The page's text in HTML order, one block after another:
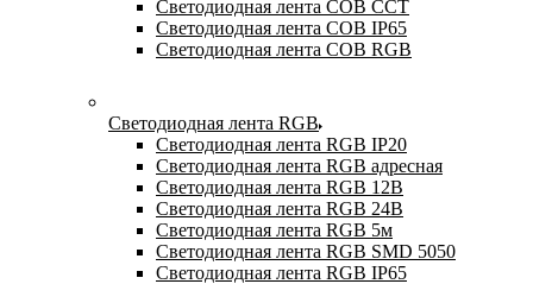
Светодиодная лента COB CCT
Светодиодная лента COB IP65
Светодиодная лента COB RGB
Светодиодная лента RGB
Светодиодная лента RGB IP20
Светодиодная лента RGB адресная
Светодиодная лента RGB 12В
Светодиодная лента RGB 24В
Светодиодная лента RGB 5м
Светодиодная лента RGB SMD 5050
Светодиодная лента RGB IP65